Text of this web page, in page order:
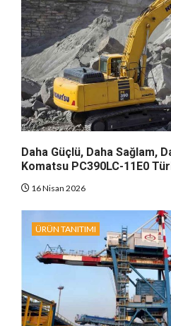
Daha Güçlü, Daha Sağlam,
Komatsu PC390LC-11E0
16 Nisan 2026
ÜRÜN TANITIMI